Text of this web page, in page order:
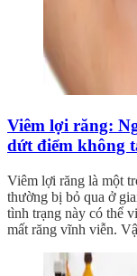
Viêm lợi răng:
dứt điểm không
Viêm lợi răng là một
thường bị bỏ qua ở
tình trạng này có thể
mất răng vĩnh viễn.